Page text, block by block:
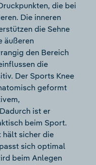
die bei
Die inneren
die Sehne
äußeren
den Bereich
die
Der Sports Knee
geformt
ist er
beim Sport.
hält sicher die
sich optimal
beim Anlegen